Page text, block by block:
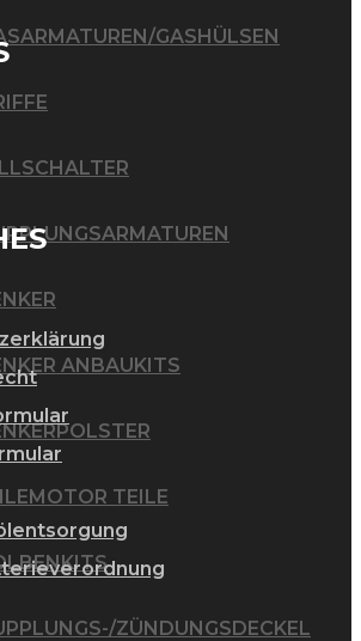
GASHÜLSEN
ANBAUKITS
MOTOR TEILE
ZÜNDUNGSDECKEL